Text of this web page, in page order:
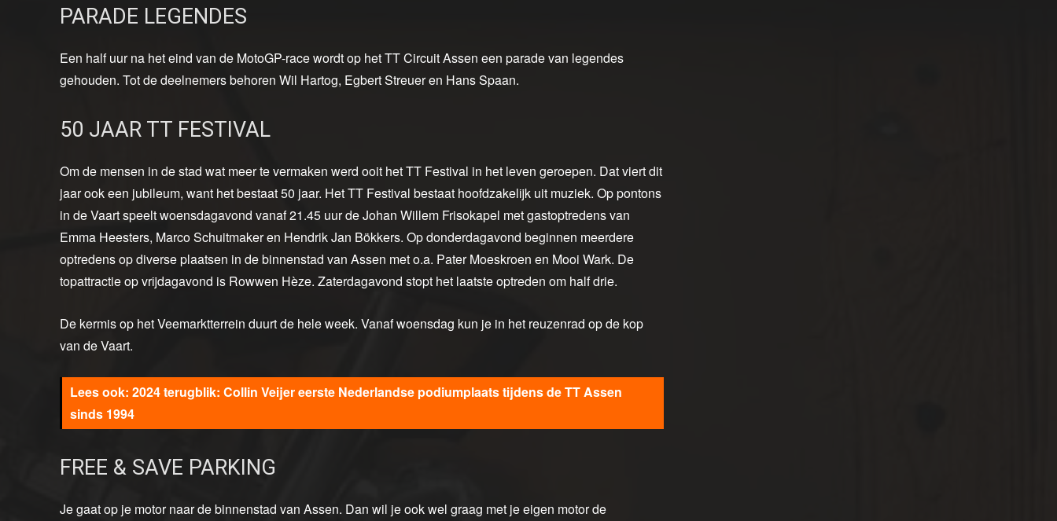
PARADE LEGENDES
Een half uur na het eind van de MotoGP-race wordt op het TT Circuit Assen een parade van legendes
gehouden. Tot de deelnemers behoren Wil Hartog, Egbert Streuer en Hans Spaan.
50 JAAR TT FESTIVAL
Om de mensen in de stad wat meer te vermaken werd ooit het TT Festival in het leven geroepen. Dat viert dit
jaar ook een jubileum, want het bestaat 50 jaar. Het TT Festival bestaat hoofdzakelijk uit muziek. Op pontons
in de Vaart speelt woensdagavond vanaf 21.45 uur de Johan Willem Frisokapel met gastoptredens van
Emma Heesters, Marco Schuitmaker en Hendrik Jan Bökkers. Op donderdagavond beginnen meerdere
optredens op diverse plaatsen in de binnenstad van Assen met o.a. Pater Moeskroen en Mooi Wark. De
topattractie op vrijdagavond is Rowwen Hèze. Zaterdagavond stopt het laatste optreden om half drie.
De kermis op het Veemarktterrein duurt de hele week. Vanaf woensdag kun je in het reuzenrad op de kop
van de Vaart.
2024 terugblik: Collin Veijer eerste Nederlandse podiumplaats tijdens de TT Assen
sinds 1994
FREE & SAVE PARKING
Je gaat op je motor naar de binnenstad van Assen. Dan wil je ook wel graag met je eigen motor de